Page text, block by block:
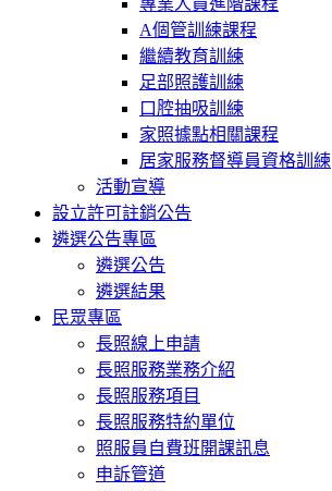
A個管訓練課程
繼續教育訓練
足部照護訓練
口腔抽吸訓練
家照據點相關課程
居家服務督導員資格訓練
活動宣導
設立許可註銷公告
遴選公告專區
遴選公告
遴選結果
民眾專區
長照線上申請
長照服務業務介紹
長照服務項目
長照服務特約單位
照服員自費班開課訊息
申訴管道